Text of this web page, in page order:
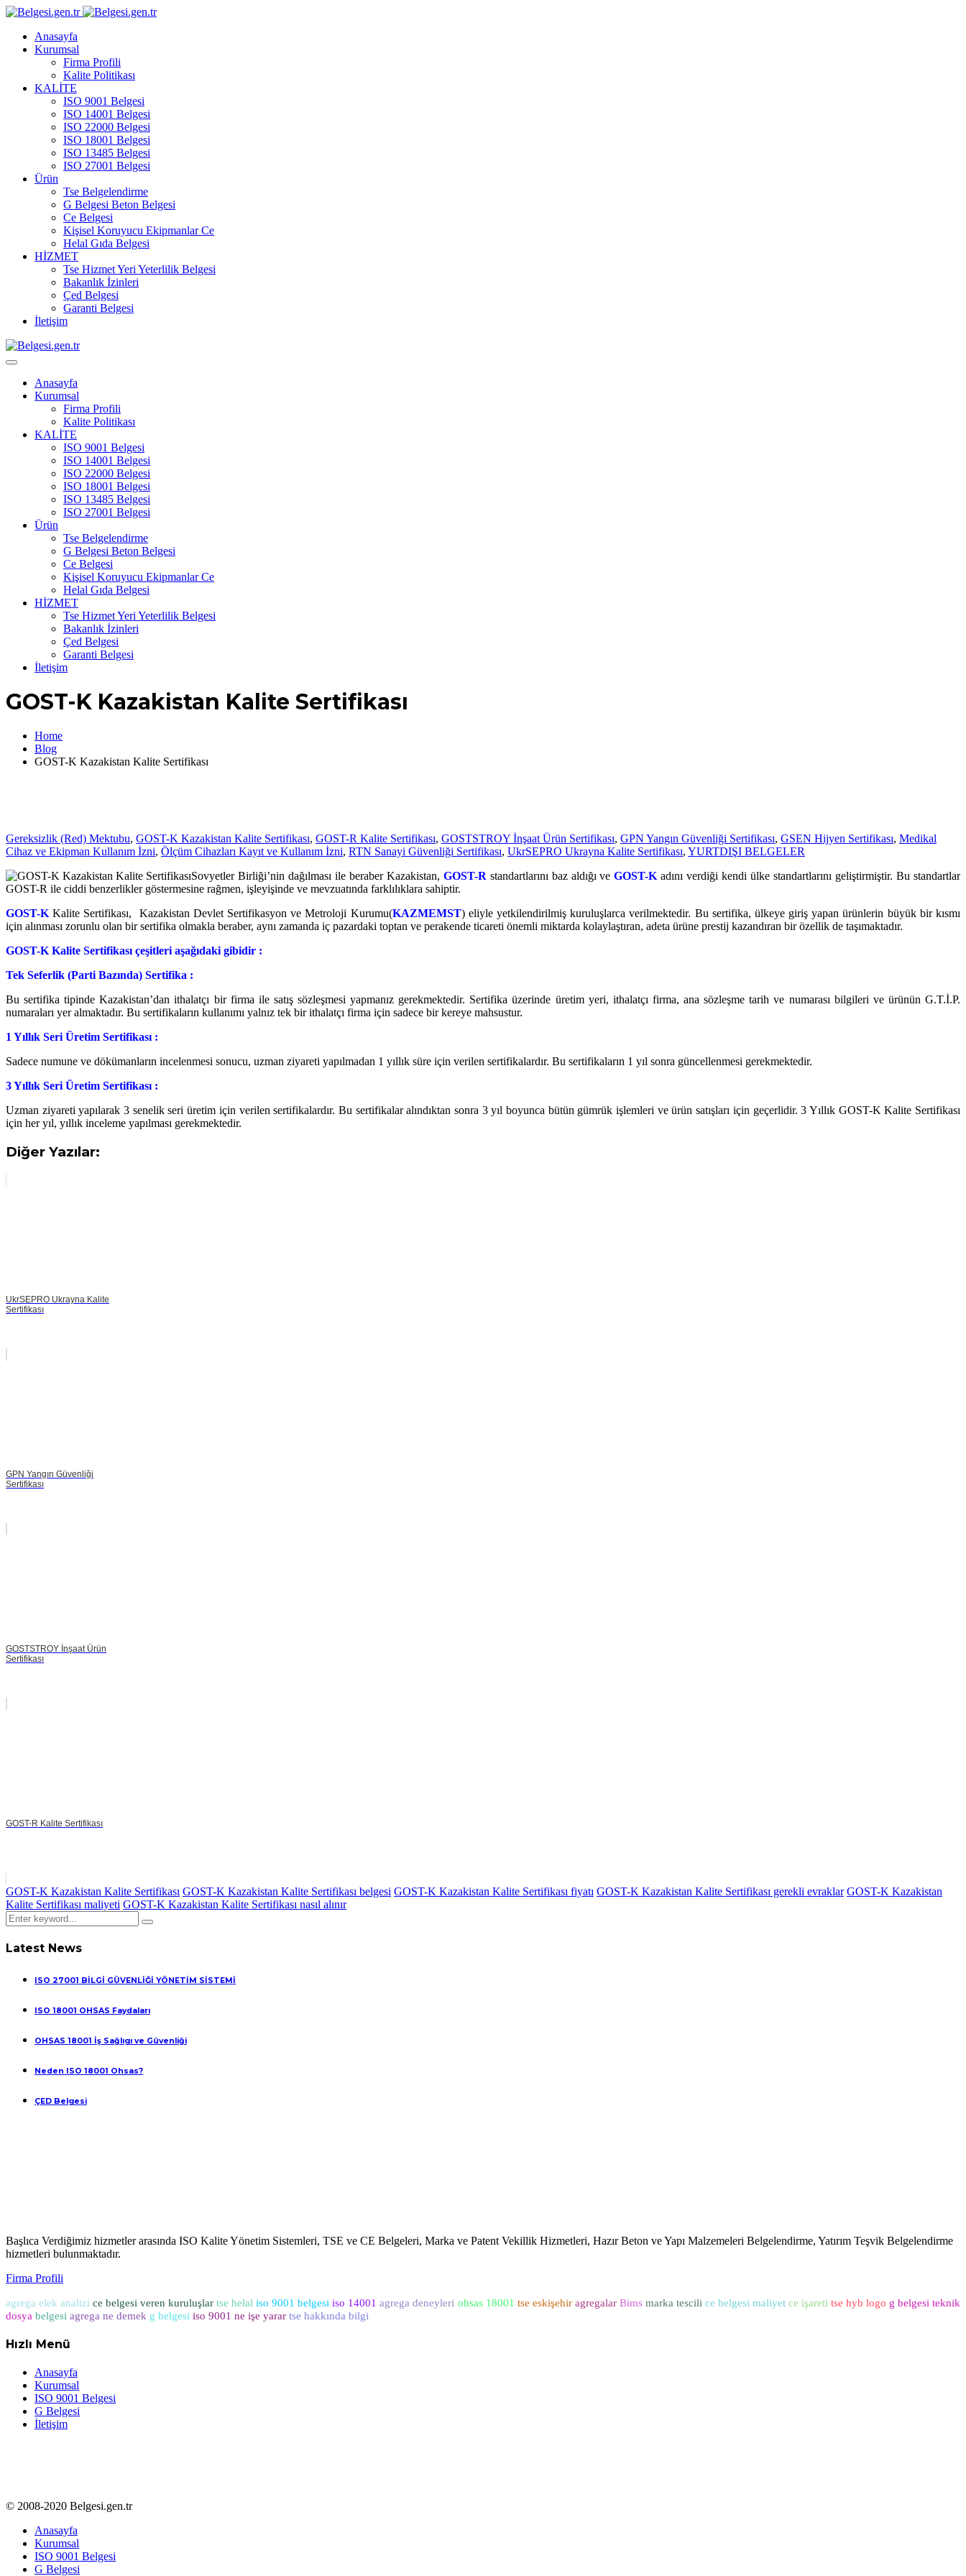
Anasayfa
Kurumsal
Firma Profili
Kalite Politikası
KALİTE
ISO 9001 Belgesi
ISO 14001 Belgesi
ISO 22000 Belgesi
ISO 18001 Belgesi
ISO 13485 Belgesi
ISO 27001 Belgesi
Ürün
Tse Belgelendirme
G Belgesi Beton Belgesi
Ce Belgesi
Kişisel Koruyucu Ekipmanlar Ce
Helal Gıda Belgesi
HİZMET
Tse Hizmet Yeri Yeterlilik Belgesi
Bakanlık İzinleri
Çed Belgesi
Garanti Belgesi
İletişim
Anasayfa
Kurumsal
Firma Profili
Kalite Politikası
KALİTE
ISO 9001 Belgesi
ISO 14001 Belgesi
ISO 22000 Belgesi
ISO 18001 Belgesi
ISO 13485 Belgesi
ISO 27001 Belgesi
Ürün
Tse Belgelendirme
G Belgesi Beton Belgesi
Ce Belgesi
Kişisel Koruyucu Ekipmanlar Ce
Helal Gıda Belgesi
HİZMET
Tse Hizmet Yeri Yeterlilik Belgesi
Bakanlık İzinleri
Çed Belgesi
Garanti Belgesi
İletişim
GOST-K Kazakistan Kalite Sertifikası
Home
Blog
GOST-K Kazakistan Kalite Sertifikası
Gereksizlik (Red) Mektubu, GOST-K Kazakistan Kalite Sertifikası, GOST-R Kalite Sertifikası, GOSTSTROY İnşaat Ürün Sertifikası, GPN Yangın Güvenliği Sertifikası, GSEN Hijyen Sertifikası, Medikal
Cihaz ve Ekipman Kullanım İzni, Ölçüm Cihazları Kayıt ve Kullanım İzni, RTN Sanayi Güvenliği Sertifikası, UkrSEPRO Ukrayna Kalite Sertifikası, YURTDIŞI BELGELER
Sovyetler Birliği’nin dağılması ile beraber Kazakistan, GOST-R standartlarını baz aldığı ve GOST-K adını verdiği kendi ülke standartlarını geliştirmiştir. Bu standartlar
GOST-R ile ciddi benzerlikler göstermesine rağmen, işleyişinde ve mevzuatında farklılıklara sahiptir.
GOST-K Kalite Sertifikası, Kazakistan Devlet Sertifikasyon ve Metroloji Kurumu(KAZMEMST) eliyle yetkilendirilmiş kuruluşlarca verilmektedir. Bu sertifika, ülkeye giriş yapan ürünlerin büyük bir kısmı
için alınması zorunlu olan bir sertifika olmakla beraber, aynı zamanda iç pazardaki toptan ve perakende ticareti önemli miktarda kolaylaştıran, adeta ürüne prestij kazandıran bir özellik de taşımaktadır.
GOST-K Kalite Sertifikası çeşitleri aşağıdaki gibidir :
Tek Seferlik (Parti Bazında) Sertifika :
Bu sertifika tipinde Kazakistan’dan ithalatçı bir firma ile satış sözleşmesi yapmanız gerekmektedir. Sertifika üzerinde üretim yeri, ithalatçı firma, ana sözleşme tarih ve numarası bilgileri ve ürünün G.T.İ.P.
numaraları yer almaktadır. Bu sertifikaların kullanımı yalnız tek bir ithalatçı firma için sadece bir kereye mahsustur.
1 Yıllık Seri Üretim Sertifikası :
Sadece numune ve dökümanların incelenmesi sonucu, uzman ziyareti yapılmadan 1 yıllık süre için verilen sertifikalardır. Bu sertifikaların 1 yıl sonra güncellenmesi gerekmektedir.
3 Yıllık Seri Üretim Sertifikası :
Uzman ziyareti yapılarak 3 senelik seri üretim için verilen sertifikalardır. Bu sertifikalar alındıktan sonra 3 yıl boyunca bütün gümrük işlemleri ve ürün satışları için geçerlidir. 3 Yıllık GOST-K Kalite Sertifikası
için her yıl, yıllık inceleme yapılması gerekmektedir.
Diğer Yazılar:
UkrSEPRO Ukrayna Kalite
Sertifikası
GPN Yangın Güvenliği
Sertifikası
GOSTSTROY İnşaat Ürün
Sertifikası
GOST-R Kalite Sertifikası
GOST-K Kazakistan Kalite Sertifikası GOST-K Kazakistan Kalite Sertifikası belgesi GOST-K Kazakistan Kalite Sertifikası fiyatı GOST-K Kazakistan Kalite Sertifikası gerekli evraklar GOST-K Kazakistan
Kalite Sertifikası maliyeti GOST-K Kazakistan Kalite Sertifikası nasıl alınır
Latest News
ISO 27001 BİLGİ GÜVENLİĞİ YÖNETİM SİSTEMİ
ISO 18001 OHSAS Faydaları
OHSAS 18001 İş Sağlıgı ve Güvenliği
Neden ISO 18001 Ohsas?
ÇED Belgesi
Başlıca Verdiğimiz hizmetler arasında ISO Kalite Yönetim Sistemleri, TSE ve CE Belgeleri, Marka ve Patent Vekillik Hizmetleri, Hazır Beton ve Yapı Malzemeleri Belgelendirme, Yatırım Teşvik Belgelendirme
hizmetleri bulunmaktadır.
Firma Profili
agrega elek analizi ce belgesi veren kuruluşlar tse helal iso 9001 belgesi iso 14001 agrega deneyleri ohsas 18001 tse eskişehir agregalar Bims marka tescili ce belgesi maliyet ce işareti tse hyb logo g belgesi teknik
dosya belgesi agrega ne demek g belgesi iso 9001 ne işe yarar tse hakkında bilgi
Hızlı Menü
Anasayfa
Kurumsal
ISO 9001 Belgesi
G Belgesi
İletişim
© 2008-2020 Belgesi.gen.tr
Anasayfa
Kurumsal
ISO 9001 Belgesi
G Belgesi